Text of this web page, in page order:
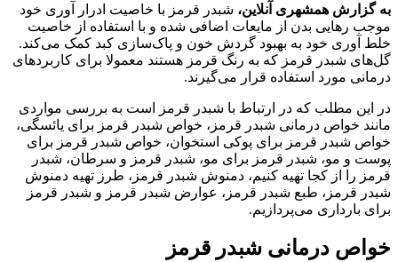
به گزارش همشهری آنلاین، شبدر قرمز با خاصیت ادرار آوری خود
موجب رهایی بدن از مایعات اضافی شده و با استفاده از خاصیت
خلط آوری خود به بهبود گردش خون و پاک‌سازی کبد کمک می‌کند.
گل‌های شبدر قرمز که به رنگ قرمز هستند معمولا برای کاربردهای
درمانی مورد استفاده قرار می‌گیرند.
در این مطلب که در ارتباط با شبدر قرمز است به بررسی مواردی
مانند خواص درمانی شبدر قرمز، خواص شبدر قرمز برای یائسگی،
خواص شبدر قرمز برای پوکی استخوان، خواص شبدر قرمز برای
پوست و مو، شبدر قرمز برای مو، شبدر قرمز و سرطان، شبدر
قرمز را از کجا تهیه کنیم، دمنوش شبدر قرمز، طرز تهیه دمنوش
شبدر قرمز، طبع شبدر قرمز، عوارض شبدر قرمز و شبدر قرمز
برای بارداری می‌پردازیم.
خواص درمانی شبدر قرمز